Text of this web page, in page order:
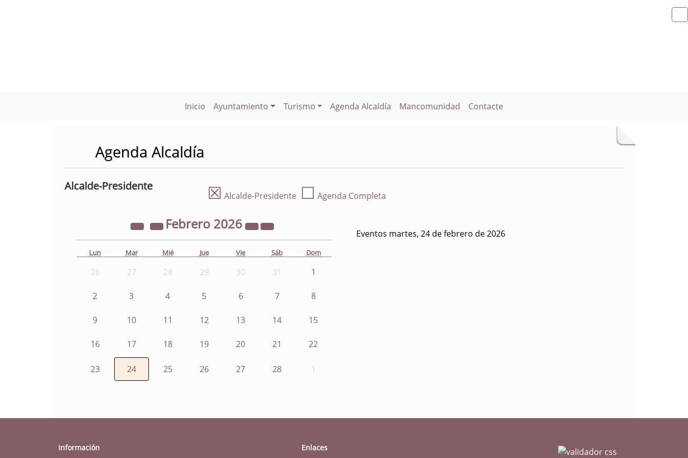
Inicio Ayuntamiento Turismo Agenda Alcaldía Mancomunidad Contacte
Agenda Alcaldía
Alcalde-Presidente ☒ Alcalde-Presidente ☐ Agenda Completa
Febrero 2026
Lun Mar Mié Jue Vie Sáb Dom
26 27 28 29 30 31 1
2 3 4 5 6 7 8
9 10 11 12 13 14 15
16 17 18 19 20 21 22
23 24 25 26 27 28 1
Eventos martes, 24 de febrero de 2026
Información Enlaces